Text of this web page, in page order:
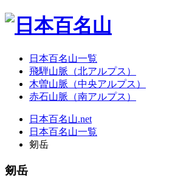
日本百名山一覧
飛騨山脈（北アルプス）
木曽山脈（中央アルプス）
赤石山脈（南アルプス）
日本百名山.net
日本百名山一覧
剱岳
剱岳